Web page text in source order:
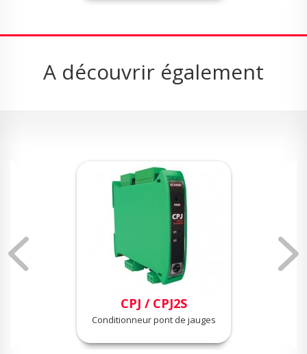
A découvrir également
CPJ / CPJ2S
Conditionneur pont de jauges